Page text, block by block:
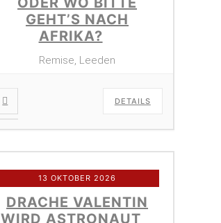
GEHT’S NACH
AFRIKA?
Remise, Leeden
DETAILS
13 OKTOBER 2026
DRACHE VALENTIN
WIRD ASTRONAUT